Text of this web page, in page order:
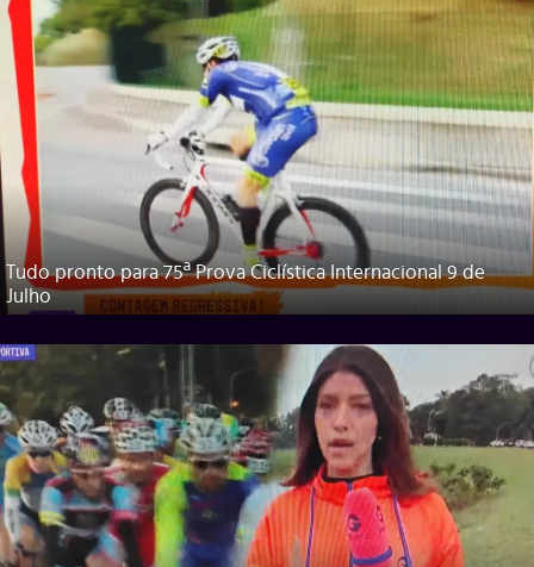
Tudo pronto para 75ª Prova Ciclística Internacional 9 de
Julho